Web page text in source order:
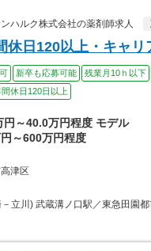
ハルク株式会社の薬剤師求人
休日120以上・キャ
新卒も応募可能 残業月10ｈ以下
間休日120日以上
円～40.0万円程度 モデル
円～600万円程度
津区
－立川) 武蔵溝ノ口駅／東急田園